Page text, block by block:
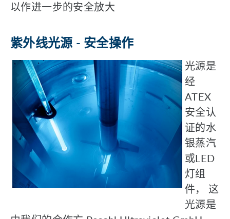
以作进一步的安全放大
紫外线光源 - 安全操作
光源是
经
ATEX
安全认
证的水
银蒸汽
或LED
灯组
件， 这
光源是